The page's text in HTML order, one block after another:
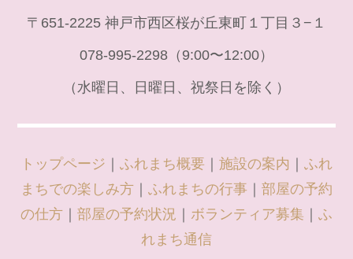
〒651-2225 神戸市西区桜が丘東町１丁目３−１
078-995-2298（9:00〜12:00）
（水曜日、日曜日、祝祭日を除く）
トップページ ふれまち概要 施設の案内
ふれ
まちでの楽しみ方
ふれまちの行事
部屋の予約
の仕方
部屋の予約状況 ボランティア募集
ふ
れまち通信